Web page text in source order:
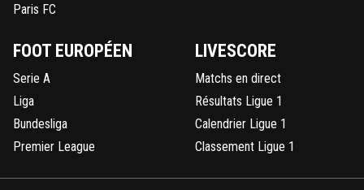
Paris FC
FOOT EUROPÉEN
Serie A
Liga
Bundesliga
Premier League
LIVESCORE
Matchs en direct
Résultats Ligue 1
Calendrier Ligue 1
Classement Ligue 1